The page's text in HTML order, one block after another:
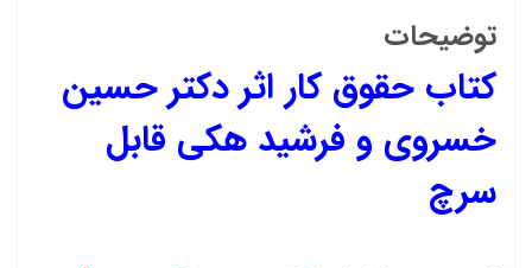
توضیحات
کتاب حقوق کار اثر دکتر حسین
خسروی و فرشید هکی قابل
سرچ